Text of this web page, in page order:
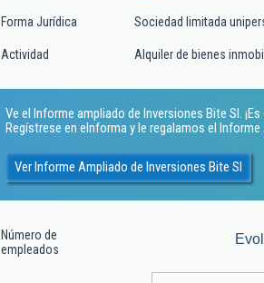
Forma Jurídica Sociedad limitada
Actividad Alquiler de bienes
Ve el Informe ampliado de Inversiones Bite Sl.
Regístrese en eInforma y le regalamos el
Ver Informe Ampliado de Inversiones Bite Sl
Número de
empleados